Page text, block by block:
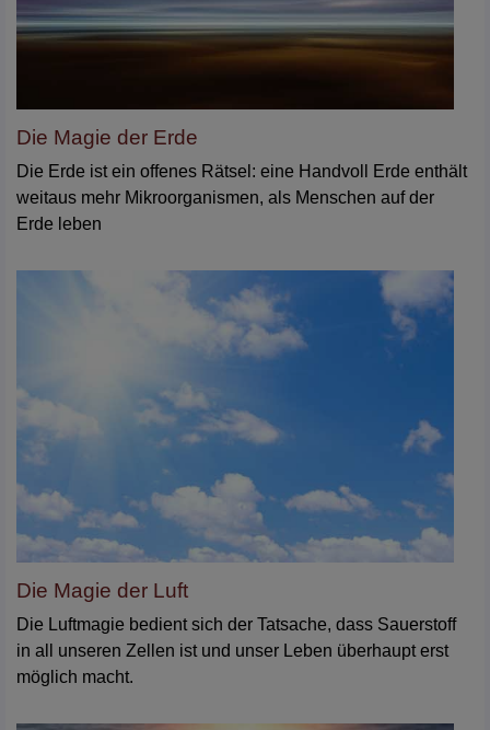
Die Magie der Erde
Die Erde ist ein offenes Rätsel: eine Handvoll Erde enthält
weitaus mehr Mikroorganismen, als Menschen auf der
Erde leben
Die Magie der Luft
Die Luftmagie bedient sich der Tatsache, dass Sauerstoff
in all unseren Zellen ist und unser Leben überhaupt erst
möglich macht.